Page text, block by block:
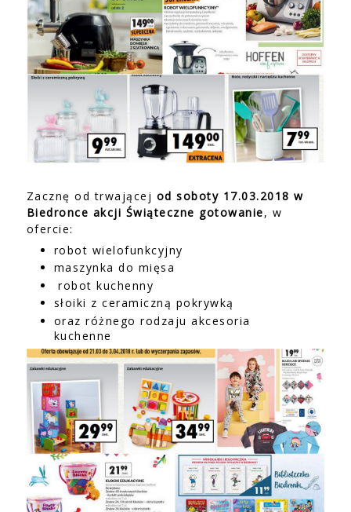
Zacznę od trwającej od soboty 17.03.2018 w
Biedronce akcji Świąteczne gotowanie, w
ofercie:
robot wielofunkcyjny
maszynka do mięsa
robot kuchenny
słoiki z ceramiczną pokrywką
oraz różnego rodzaju akcesoria
kuchenne